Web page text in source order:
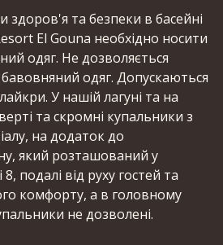
здоров'я та безпеки в басейні
El Gouna необхідно носити
одяг. Не дозволяється
одяг. Допускаються
У нашій лагуні та на
та скромні купальники з
на додаток до
який розташований у
подалі від руху гостей та
комфорту, а в головному
не дозволені.